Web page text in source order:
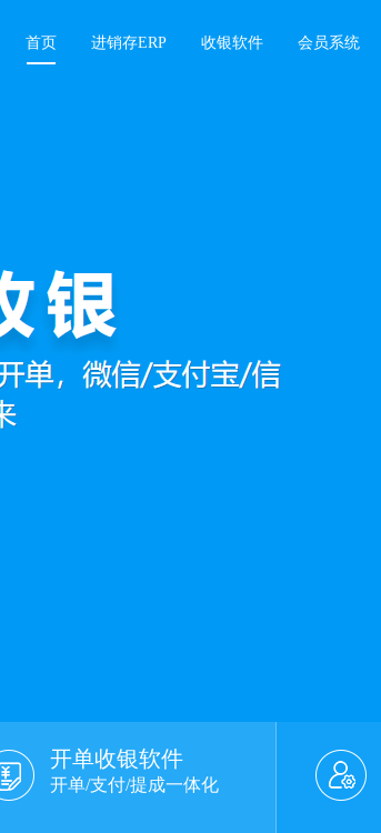
首页 进销存ERP 收银软件 会员系统
开单收银软件
开单/支付/提成一体化